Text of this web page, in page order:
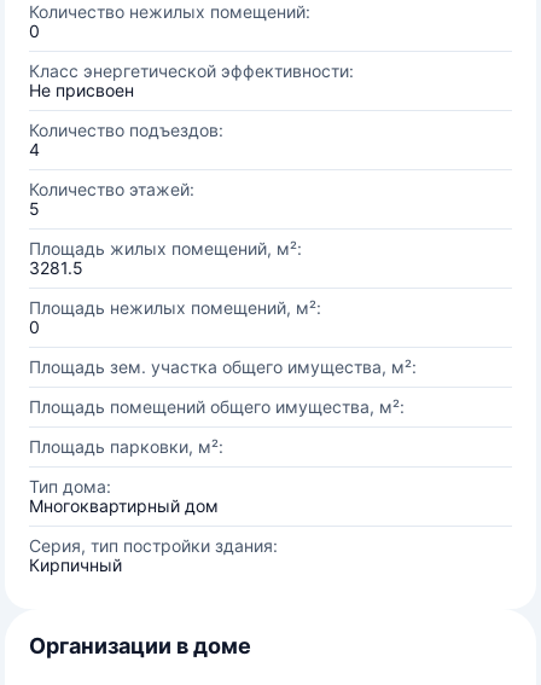
Количество нежилых помещений:
0
Класс энергетической эффективности:
Не присвоен
Количество подъездов:
4
Количество этажей:
5
Площадь жилых помещений, м²:
3281.5
Площадь нежилых помещений, м²:
0
Площадь зем. участка общего имущества, м²:
Площадь помещений общего имущества, м²:
Площадь парковки, м²:
Тип дома:
Многоквартирный дом
Серия, тип постройки здания:
Кирпичный
Организации в доме